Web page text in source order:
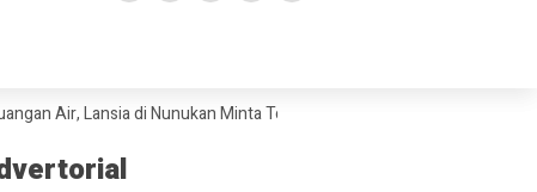
Lansia di Nunukan Minta Tolong Petugas Damkar